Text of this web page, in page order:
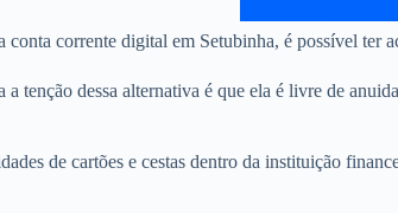
corrente digital em Setubinha, é possível ter
a tenção dessa alternativa é que ela é livre de
de cartões e cestas dentro da instituição